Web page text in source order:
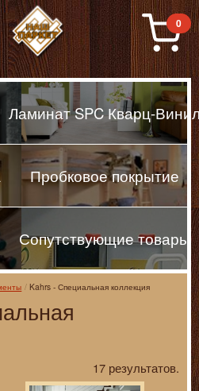
Паркет, Штучный
0
Ламинат SPC Кварц-
Пробковое покрытие
Сопутствующие товары
Kahrs - Специальная коллекция
17 результатов.